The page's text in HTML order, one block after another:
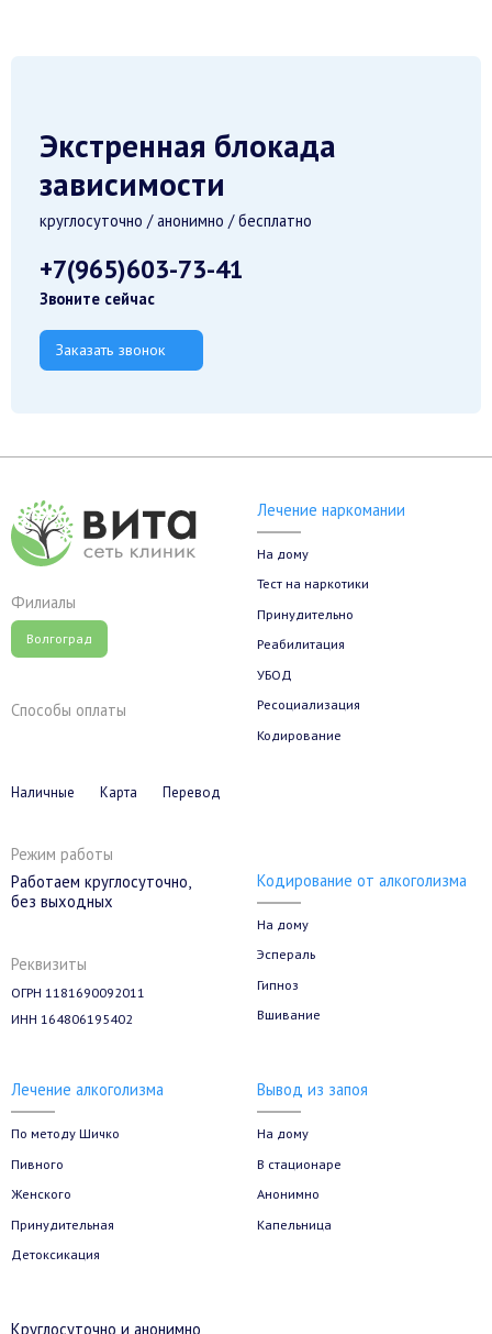
Экстренная блокада
зависимости
круглосуточно / анонимно / бесплатно
+7(965)603-73-41
Звоните сейчас
Заказать звонок
Филиалы
Волгоград
Способы оплаты
Наличные Карта Перевод
Режим работы
Работаем круглосуточно,
без выходных
Реквизиты
ОГРН 1181690092011
ИНН 164806195402
Лечение наркомании
На дому
Тест на наркотики
Принудительно
Реабилитация
УБОД
Ресоциализация
Кодирование
Кодирование от алкоголизма
На дому
Эспераль
Гипноз
Вшивание
Лечение алкоголизма
По методу Шичко
Пивного
Женского
Принудительная
Детоксикация
Вывод из запоя
На дому
В стационаре
Анонимно
Капельница
Круглосуточно и анонимно